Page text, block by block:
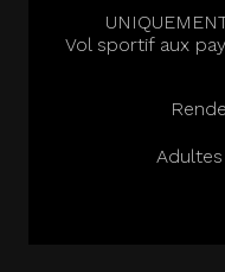
Vol sportif aux